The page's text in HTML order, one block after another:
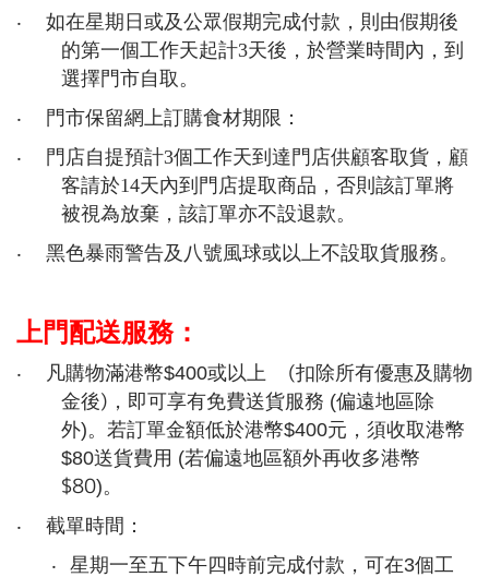
‧
如在星期日或及公眾假期完成付款，則由假期後
的第一個工作天起計3天後，於營業時間內，到
選擇門市自取。
‧
門市保留網上訂購食材期限：
‧
門店自提預計3個工作天到達門店供顧客取貨，顧
客請於14天內到門店提取商品，否則該訂單將
被視為放棄，該訂單亦不設退款。
‧
黑色暴雨警告及八號風球或以上不設取貨服務。
上門配送服務：
‧ 凡購物滿港幣$400或以上 (扣除所有優惠及購物
金後) ，即可享有免費送貨服務 (偏遠地區除
外)。若訂單金額低於港幣$400元，須收取港幣
$80送貨費用 (若偏遠地區額外再收多港幣
$80)。
‧
截單時間：
‧
星期一至五下午四時前完成付款，可在3個工